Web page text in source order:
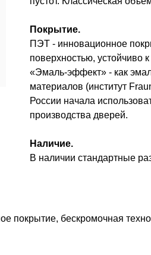
Покрытие.
ПЭТ - инновационное
поверхностью, устойчиво
«Эмаль-эффект» - как
материалов (институт
России начала
производства дверей.
Наличие.
В наличии стандартные
бескромочная